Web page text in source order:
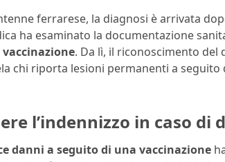
ferrarese, la diagnosi è arrivata
ha esaminato la documentazione
. Da lì, il riconoscimento del
chi riporta lesioni permanenti a
l’indennizzo in caso di
danni a seguito di una vaccinazione